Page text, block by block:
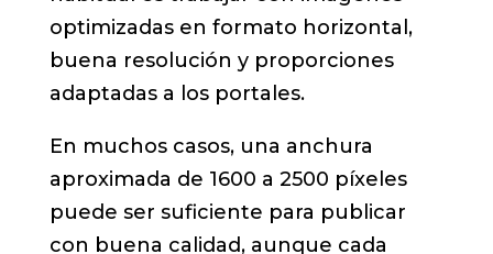
optimizadas en formato horizontal,
buena resolución y proporciones
adaptadas a los portales.
En muchos casos, una anchura
aproximada de 1600 a 2500 píxeles
puede ser suficiente para publicar
con buena calidad, aunque cada